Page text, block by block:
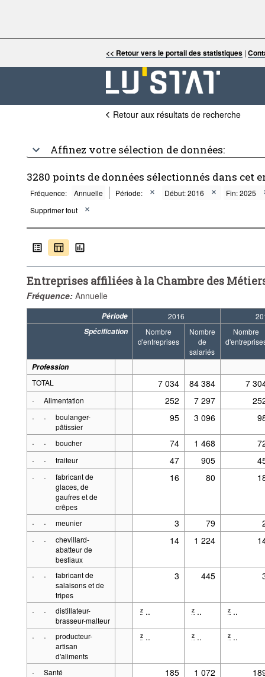
<< Retour vers le portail des statistiques |
Retour aux résultats de recherche
Affinez votre sélection de données:
3280 points de données sélectionnés dans cet
Fréquence: Annuelle Période: Début: 2016
Fin: 2025
Supprimer tout
Entreprises affiliées à la Chambre des
Fréquence: Annuelle
Période 2016
Spécification
Nombre
d'entreprises
Nombre
de
salariés
Nombre
Profession
TOTAL
7 034 84 384
7
·
Alimentation 252 7 297
· ·
boulanger-
pâtissier
95 3 096
· · boucher 74 1 468
· · traiteur 47 905
· ·
fabricant de
glaces, de
gaufres et de
crêpes
16 80
· · meunier 3 79
· ·
chevillard-
abatteur de
bestiaux
14 1 224
· ·
fabricant de
salaisons et de
tripes
3 445
· ·
distillateur-
brasseur-malteur
z .. z .. z ..
· ·
producteur-
artisan
d'aliments
z .. z .. z ..
· Santé 185 1 072